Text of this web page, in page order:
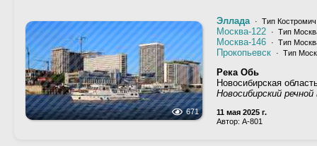
671
Эллада · Тип
Москва-122 · Тип
Москва-146 · Тип
Прокопьевск · Тип
Река Обь
Новосибирская
Новосибирский речной
11 мая 2025 г.
Автор: A-801